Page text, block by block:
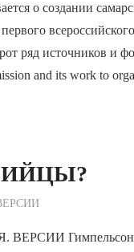
о создании
ряд источников и
and its work to
Гимпельсон